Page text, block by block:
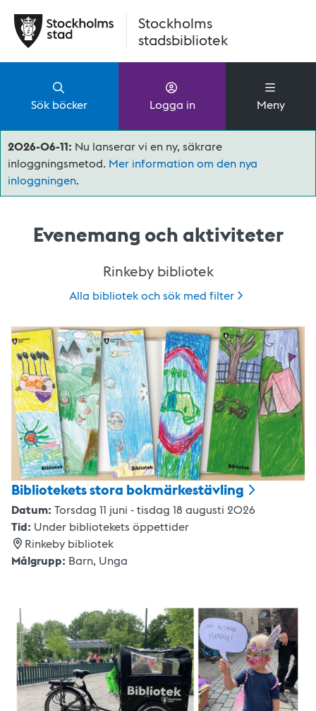
Stockholms
stadsbibliotek
Sök böcker Logga in Meny
2026-06-11: Nu lanserar vi en ny, säkrare
inloggningsmetod. Mer information om den nya
inloggningen.
Evenemang och aktiviteter
Rinkeby bibliotek
Alla bibliotek och sök med filter
Bibliotekets stora bokmärkestävling
Datum: Torsdag 11 juni - tisdag 18 augusti 2026
Tid: Under bibliotekets öppettider
Rinkeby bibliotek
Målgrupp: Barn, Unga